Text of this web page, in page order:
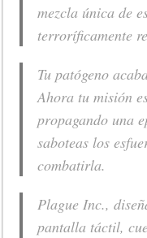
mezcla única de
terroríficamente
Tu patógeno
Ahora tu misión
propagando una
saboteas los
combatirla.
Plague Inc.,
pantalla táctil,